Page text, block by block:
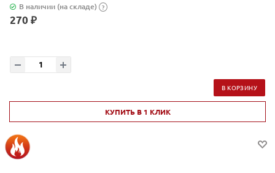
В наличии (на складе) ?
270 ₽
В КОРЗИНУ
КУПИТЬ В 1 КЛИК